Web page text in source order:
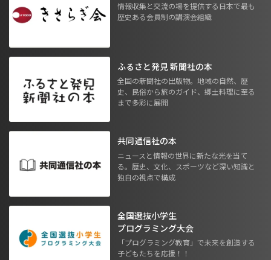
情報収集と交流の場を提供する日本で最も
歴史ある会員制の講演会組織
ふるさと発見 新聞社の本
全国の新聞社の出版物。地域の自然、歴
史、民俗から旅のガイド、郷土料理に至る
まで多彩に展開
共同通信社の本
ニュースと情報の世界に新たな光を当て
る。歴史、文化、スポーツなど深い知識と
独自の視点で構成
全国選抜小学生
プログラミング大会
「プログラミング教育」で未来を創造する
子どもたちを応援！！